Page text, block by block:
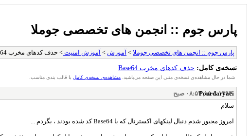
پارس جوم :: انجمن های تخصصی جوملا
پارس جوم :: انجمن های تخصصی جوملا > آموزش > آموزش امنیت > حذف کدهای مخرب Base64
نسخه‌ی کامل: حذف کدهای مخرب Base64
شما در حال مشاهده‌ی نسخه‌ی متنی این صفحه می‌باشید. مشاهده‌ی نسخه‌ی کامل با قالب بندی مناسب.
Pourdaryaei
۱۵-۱-۱۳۹۳, ۰۸:۵۲ صبح
سلام
امروز مجبور شدم دنبال لینکهای اکسترنال که با Base64 کد شده بودند ، بگردم ...